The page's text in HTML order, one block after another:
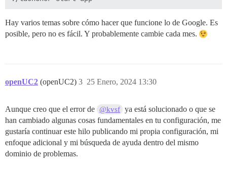
Hay varios temas sobre cómo hacer que funcione lo de Google. Es
posible, pero no es fácil. Y probablemente cambie cada mes.
openUC2 (openUC2) 25 Enero, 2024 13:30
3
Aunque creo que el error de @kvsf ya está solucionado o que se
han cambiado algunas cosas fundamentales en tu configuración, me
gustaría continuar este hilo publicando mi propia configuración, mi
enfoque adicional y mi búsqueda de ayuda dentro del mismo
dominio de problemas.